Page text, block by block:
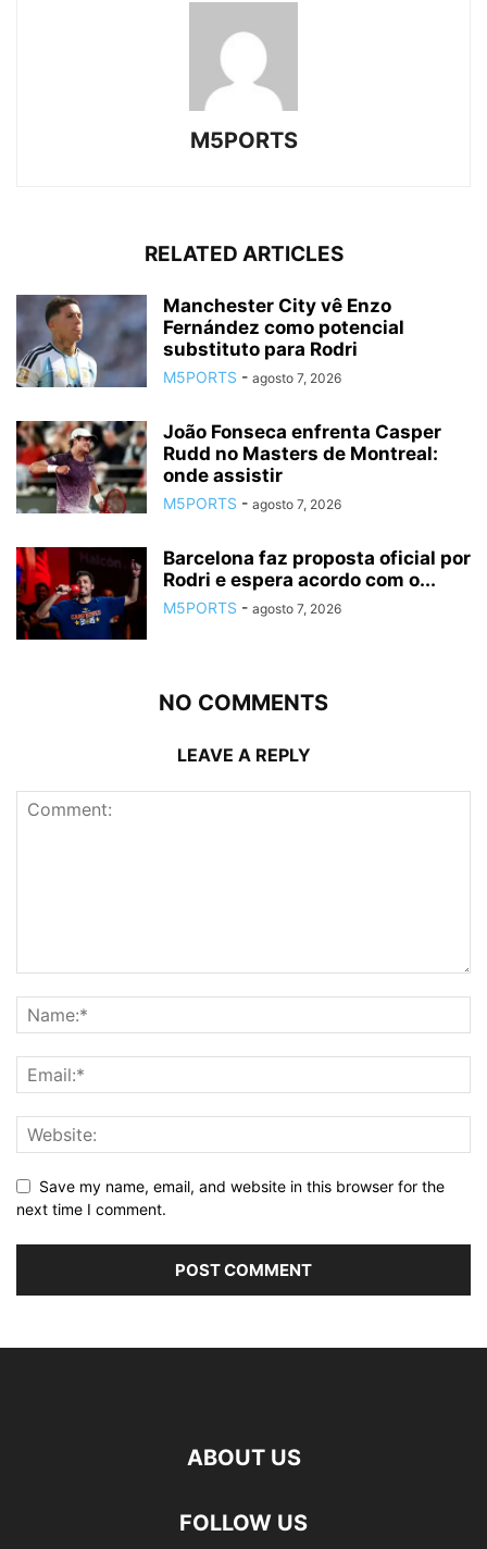
M5PORTS
RELATED ARTICLES
Manchester City vê Enzo
Fernández como potencial
substituto para Rodri
M5PORTS - agosto 7, 2026
João Fonseca enfrenta Casper
Rudd no Masters de Montreal:
onde assistir
M5PORTS - agosto 7, 2026
Barcelona faz proposta oficial por
Rodri e espera acordo com o...
M5PORTS - agosto 7, 2026
NO COMMENTS
LEAVE A REPLY
Save my name, email, and website in this browser for the
next time I comment.
ABOUT US
FOLLOW US